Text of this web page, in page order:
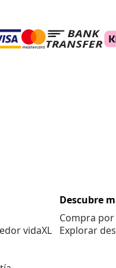
vidaXL
Descubre
Compra
Explorar